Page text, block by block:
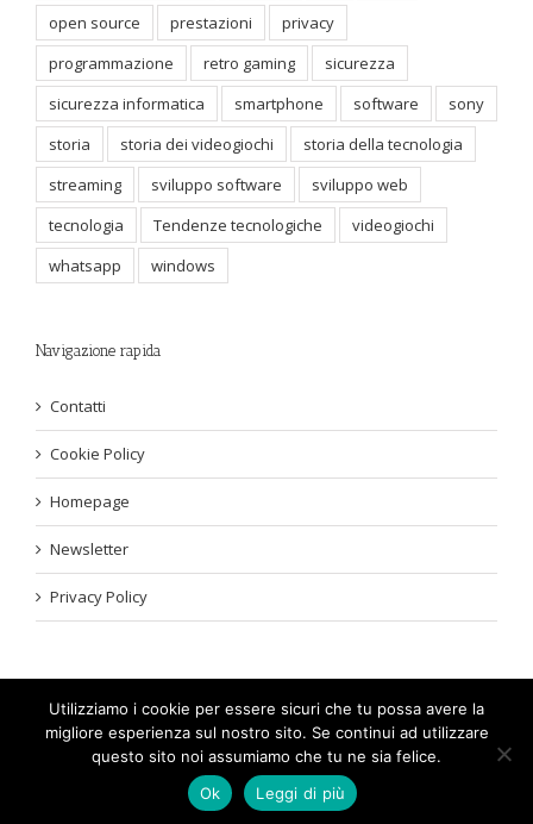
open source
prestazioni
privacy
programmazione
retro gaming
sicurezza
sicurezza informatica
smartphone software
sony
storia
storia dei videogiochi
storia della tecnologia
streaming
sviluppo software
sviluppo web
tecnologia
Tendenze tecnologiche
videogiochi
whatsapp
windows
Navigazione rapida
Contatti
Cookie Policy
Homepage
Newsletter
Privacy Policy
2017-2023 - GuideGeek.net. Leggi laPrivacy Policy. LawPlatinum Srls
- Via Aielli 207, 80047 San Giuseppe Vesuviano (NA) C.F e P.IVA
05914960652
Utilizziamo i cookie per essere sicuri che tu possa avere la
migliore esperienza sul nostro sito. Se continui ad utilizzare
questo sito noi assumiamo che tu ne sia felice.
Ok
Leggi di più